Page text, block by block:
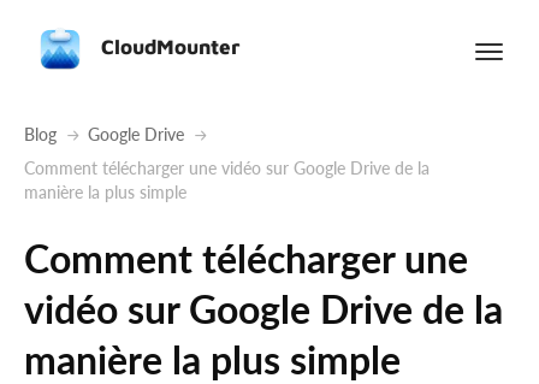
CloudMounter
Blog
Google Drive
Comment télécharger une vidéo sur Google Drive de la
manière la plus simple
Comment télécharger une
vidéo sur Google Drive de la
manière la plus simple